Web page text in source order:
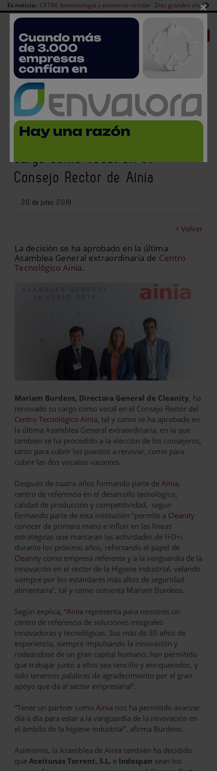
Es noticia: CETIM, biotecnología y economía circular Diez grandes chefs
Redes Sociales
Es noticia
| CANAL EMPLEO Login empresas Registro
Mariam Burdeos, Directora
General de Cleanity, renueva su
cargo como vocal en el
Consejo Rector de Ainia
20 de junio, 2019
< Volver
La decisión se ha aprobado en la última
Asamblea General extraordinaria de Centro
Tecnológico Ainia.
Mariam Burdeos, Directora General de Cleanity, ha
renovado su cargo como vocal en el Consejo Rector del
Centro Tecnológico Ainia, tal y como se ha aprobado en
la última Asamblea General extraordinaria, en la que
también se ha procedido a la elección de los consejeros,
tanto para cubrir los puestos a renovar, como para
cubrir las dos vocalías vacantes.
Después de cuatro años formando parte de Ainia,
centro de referencia en el desarrollo tecnológico,
calidad de producción y competitividad, seguir
formando parte de esta institución “permite a Cleanity
conocer de primera mano e influir en las líneas
estratégicas que marcaran las actividades de I+D+i
durante los próximo años, reforzando el papel de
Cleanity como empresa referente y a la vanguardia de la
innovación en el sector de la Higiene Industrial, velando
siempre por los estándares más altos de seguridad
alimentaria”, tal y como comenta Mariam Burdeos.
Según explica, “Ainia representa para nosotros un
centro de referencia de soluciones integrales
innovadoras y tecnológicas. Sus más de 30 años de
experiencia, siempre impulsando la innovación y
rodeándose de un gran capital humano, han permitido
que trabajar junto a ellos sea sencillo y enriquecedor, y
solo tenemos palabras de agradecimiento por el gran
apoyo que da al sector empresarial”.
“Tener un partner como Ainia nos ha permitido avanzar
día a día para estar a la vanguardia de la innovación en
el ámbito de la higiene industrial”, afirma Burdeos.
Asimismo, la Asamblea de Ainia también ha decidido
que Aceitunas Torrent, S.L. e Indespan sean los
×